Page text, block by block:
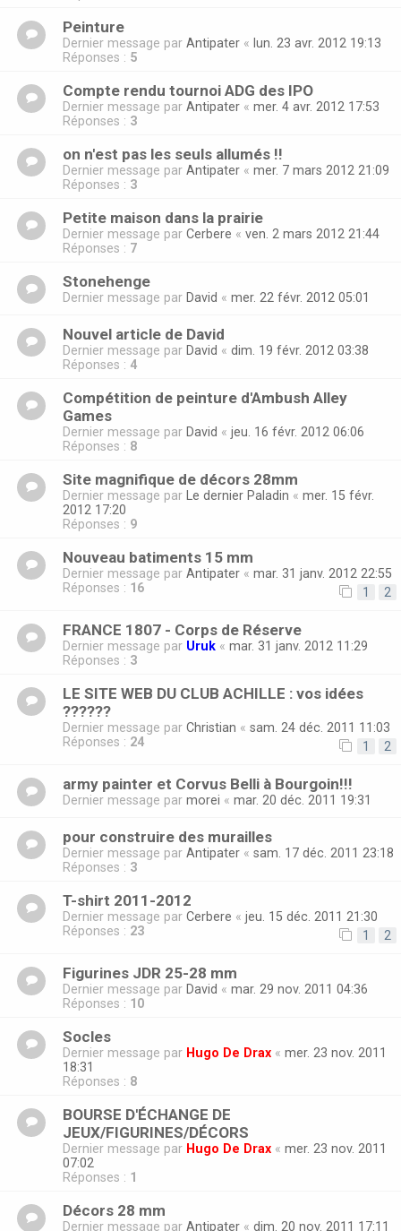
Peinture
Dernier message par Antipater « lun. 23 avr. 2012 19:13
Réponses : 5
Compte rendu tournoi ADG des IPO
Dernier message par Antipater « mer. 4 avr. 2012 17:53
Réponses : 3
on n'est pas les seuls allumés !!
Dernier message par Antipater « mer. 7 mars 2012 21:09
Réponses : 3
Petite maison dans la prairie
Dernier message par Cerbere « ven. 2 mars 2012 21:44
Réponses : 7
Stonehenge
Dernier message par David « mer. 22 févr. 2012 05:01
Nouvel article de David
Dernier message par David « dim. 19 févr. 2012 03:38
Réponses : 4
Compétition de peinture d'Ambush Alley
Games
Dernier message par David « jeu. 16 févr. 2012 06:06
Réponses : 8
Site magnifique de décors 28mm
Dernier message par Le dernier Paladin « mer. 15 févr.
2012 17:20
Réponses : 9
Nouveau batiments 15 mm
Dernier message par Antipater « mar. 31 janv. 2012 22:55
Réponses : 16 1 2
FRANCE 1807 - Corps de Réserve
Dernier message par Uruk « mar. 31 janv. 2012 11:29
Réponses : 3
LE SITE WEB DU CLUB ACHILLE : vos idées
??????
Dernier message par Christian « sam. 24 déc. 2011 11:03
Réponses : 24 1 2
army painter et Corvus Belli à Bourgoin!!!
Dernier message par morei « mar. 20 déc. 2011 19:31
pour construire des murailles
Dernier message par Antipater « sam. 17 déc. 2011 23:18
Réponses : 3
T-shirt 2011-2012
Dernier message par Cerbere « jeu. 15 déc. 2011 21:30
Réponses : 23 1 2
Figurines JDR 25-28 mm
Dernier message par David « mar. 29 nov. 2011 04:36
Réponses : 10
Socles
Dernier message par Hugo De Drax « mer. 23 nov. 2011
18:31
Réponses : 8
BOURSE D'ÉCHANGE DE
JEUX/FIGURINES/DÉCORS
Dernier message par Hugo De Drax « mer. 23 nov. 2011
07:02
Réponses : 1
Décors 28 mm
Dernier message par Antipater « dim. 20 nov. 2011 17:11